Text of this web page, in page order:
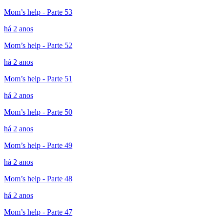
Mom’s help - Parte 53
há 2 anos
Mom’s help - Parte 52
há 2 anos
Mom’s help - Parte 51
há 2 anos
Mom’s help - Parte 50
há 2 anos
Mom’s help - Parte 49
há 2 anos
Mom’s help - Parte 48
há 2 anos
Mom’s help - Parte 47